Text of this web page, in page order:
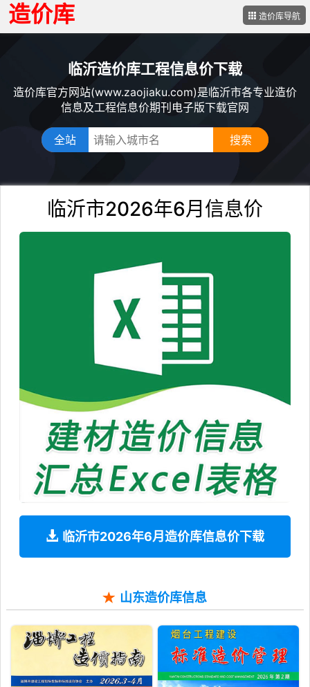
造价库 造价库导航
临沂造价库工程信息价下载
造价库官方网站(www.zaojiaku.com)是临沂市各专业造价
信息及工程信息价期刊电子版下载官网
全站
临沂市2026年6月信息价
临沂市2026年6月造价库信息价下载
山东造价库信息